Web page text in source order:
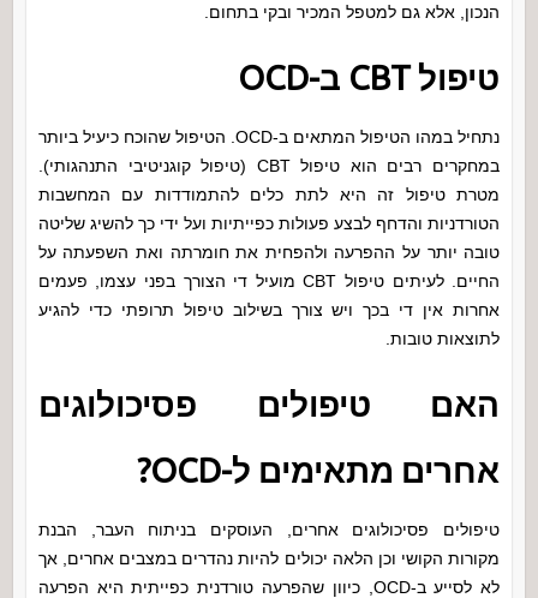
הנכון, אלא גם למטפל המכיר ובקי בתחום.
טיפול CBT ב-OCD
נתחיל במהו הטיפול המתאים ב-OCD. הטיפול שהוכח כיעיל ביותר
במחקרים רבים הוא טיפול CBT (טיפול קוגניטיבי התנהגותי).
מטרת טיפול זה היא לתת כלים להתמודדות עם המחשבות
הטורדניות והדחף לבצע פעולות כפייתיות ועל ידי כך להשיג שליטה
טובה יותר על ההפרעה ולהפחית את חומרתה ואת השפעתה על
החיים. לעיתים טיפול CBT מועיל די הצורך בפני עצמו, פעמים
אחרות אין די בכך ויש צורך בשילוב טיפול תרופתי כדי להגיע
לתוצאות טובות.
האם טיפולים פסיכולוגים
אחרים מתאימים ל-OCD?
טיפולים פסיכולוגים אחרים, העוסקים בניתוח העבר, הבנת
מקורות הקושי וכן הלאה יכולים להיות נהדרים במצבים אחרים, אך
לא לסייע ב-OCD, כיוון שהפרעה טורדנית כפייתית היא הפרעה